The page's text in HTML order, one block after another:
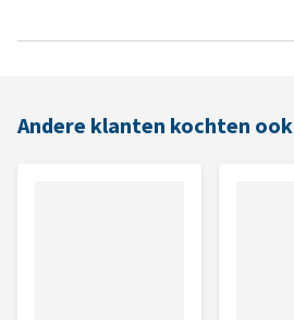
Andere klanten kochten ook